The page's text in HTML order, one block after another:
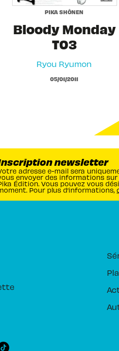
PIKA SHÔNEN
Bloody Monday
T03
Ryou Ryumon
05/01/2011
newsletter
adresse e-mail sera
envoyer des informations
Édition. Vous pouvez vous
Pour plus d’informations,